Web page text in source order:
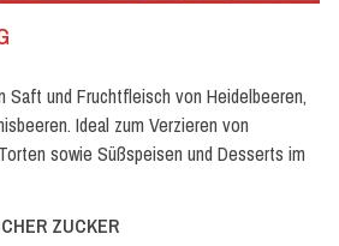
Saft und Fruchtfleisch von Heidelbeeren,
Ideal zum Verzieren von
sowie Süßspeisen und Desserts im
ZUCKER